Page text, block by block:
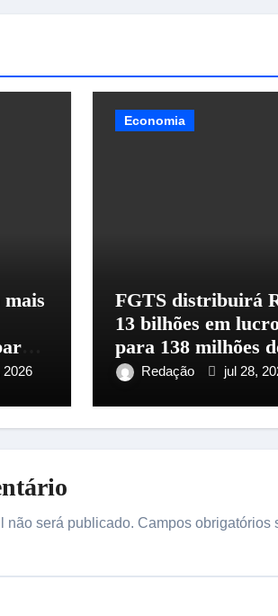
2026
Economia
FGTS distribuirá
13 bilhões em
para 138 milhões
trabalhadores
Redação jul 28,
não será publicado. Campos obrigatórios